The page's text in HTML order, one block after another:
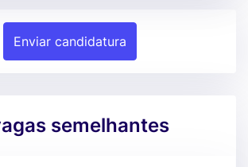
Enviar candidatura
semelhantes